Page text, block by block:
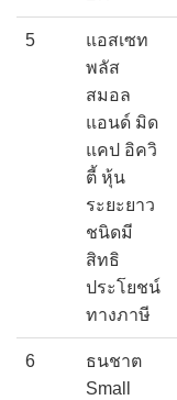
5
แอสเซท
พลัส
สมอล
แอนด์ มิด
แคป อิควิ
ตี้ หุ้น
ระยะยาว
ชนิดมี
สิทธิ
ประโยชน์
ทางภาษี
6
ธนชาต
Small